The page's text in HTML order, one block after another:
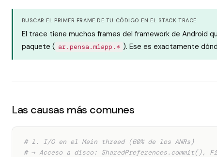
BUSCAR EL PRIMER FRAME DE TU CÓDIGO EN EL STACK TRACE
El trace tiene muchos frames del framework de Android
paquete ( ar.pensa.miapp.* ). Ese es exactamente
Las causas más comunes
# 1. I/O en el Main thread (60% de los ANRs)
# → Acceso a disco: SharedPreferences.commit(),